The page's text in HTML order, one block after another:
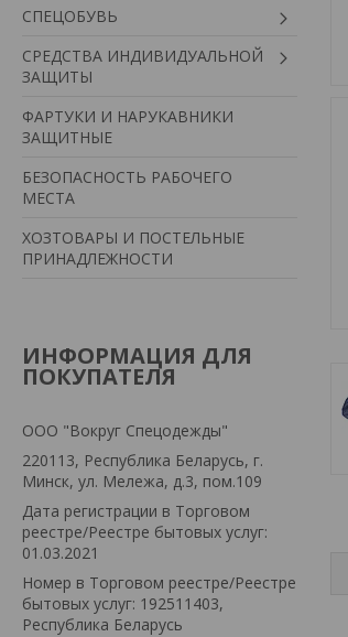
СПЕЦОБУВЬ
СРЕДСТВА ИНДИВИДУАЛЬНОЙ
ЗАЩИТЫ
ФАРТУКИ И НАРУКАВНИКИ
ЗАЩИТНЫЕ
БЕЗОПАСНОСТЬ РАБОЧЕГО
МЕСТА
ХОЗТОВАРЫ И ПОСТЕЛЬНЫЕ
ПРИНАДЛЕЖНОСТИ
ИНФОРМАЦИЯ ДЛЯ
ПОКУПАТЕЛЯ
ООО "Вокруг Спецодежды"
220113, Республика Беларусь, г.
Минск, ул. Мележа, д.3, пом.109
Дата регистрации в Торговом
реестре/Реестре бытовых услуг:
01.03.2021
Номер в Торговом реестре/Реестре
бытовых услуг: 192511403,
Республика Беларусь